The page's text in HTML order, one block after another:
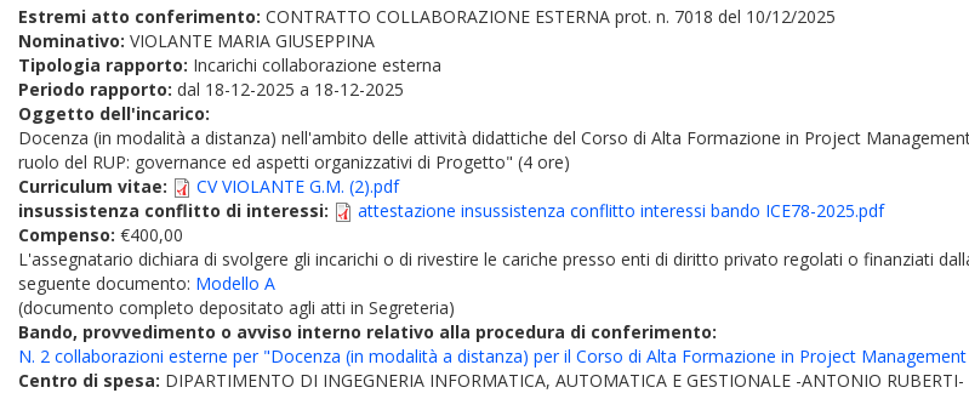
Estremi atto conferimento: CONTRATTO COLLABORAZIONE ESTERNA prot. n. 7018 del 10/12/2025
Nominativo: VIOLANTE MARIA GIUSEPPINA
Tipologia rapporto: Incarichi collaborazione esterna
Periodo rapporto: dal 18-12-2025 a 18-12-2025
Oggetto dell'incarico:
Docenza (in modalità a distanza) nell'ambito delle attività didattiche del Corso di Alta Formazione in Project
ruolo del RUP: governance ed aspetti organizzativi di Progetto" (4 ore)
Curriculum vitae:
CV VIOLANTE G.M. (2).pdf
insussistenza conflitto di interessi:
attestazione insussistenza conflitto interessi bando ICE78-2025.pdf
Compenso: €400,00
L'assegnatario dichiara di svolgere gli incarichi o di rivestire le cariche presso enti di diritto privato regolati o finanziati
seguente documento: Modello A
(documento completo depositato agli atti in Segreteria)
Bando, provvedimento o avviso interno relativo alla procedura di conferimento:
N. 2 collaborazioni esterne per "Docenza (in modalità a distanza) per il Corso di Alta Formazione in Project
Centro di spesa: DIPARTIMENTO DI INGEGNERIA INFORMATICA, AUTOMATICA E GESTIONALE -ANTONIO RUBERTI-